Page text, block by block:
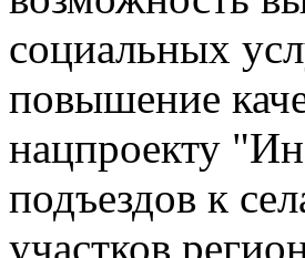
социальных
повышение
нацпроекту
подъездов к
участков